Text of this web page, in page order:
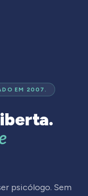
EM 2007.
psicólogo. Sem